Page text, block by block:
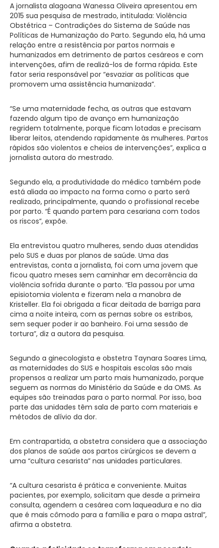
A jornalista alagoana Wanessa Oliveira apresentou em
2015 sua pesquisa de mestrado, intitulada: Violência
Obstétrica – Contradições do Sistema de Saúde nas
Políticas de Humanização do Parto. Segundo ela, há uma
relação entre a resistência por partos normais e
humanizados em detrimento de partos cesáreos e com
intervenções, afim de realizá-los de forma rápida. Este
fator seria responsável por “esvaziar as políticas que
promovem uma assistência humanizada”.
“Se uma maternidade fecha, as outras que estavam
fazendo algum tipo de avanço em humanização
regridem totalmente, porque ficam lotadas e precisam
liberar leitos, atendendo rapidamente às mulheres. Partos
rápidos são violentos e cheios de intervenções”, explica a
jornalista autora do mestrado.
Segundo ela, a produtividade do médico também pode
está aliada ao impacto na forma como o parto será
realizado, principalmente, quando o profissional recebe
por parto. “É quando partem para cesariana com todos
os riscos”, expõe.
Ela entrevistou quatro mulheres, sendo duas atendidas
pelo SUS e duas por planos de saúde. Uma das
entrevistas, conta a jornalista, foi com uma jovem que
ficou quatro meses sem caminhar em decorrência da
violência sofrida durante o parto. “Ela passou por uma
episiotomia violenta e fizeram nela a manobra de
Kristeller. Ela foi obrigada a ficar deitada de barriga para
cima a noite inteira, com as pernas sobre os estribos,
sem sequer poder ir ao banheiro. Foi uma sessão de
tortura”, diz a autora da pesquisa.
Segundo a ginecologista e obstetra Taynara Soares Lima,
as maternidades do SUS e hospitais escolas são mais
propensos a realizar um parto mais humanizado, porque
seguem as normas do Ministério da Saúde e da OMS. As
equipes são treinadas para o parto normal. Por isso, boa
parte das unidades têm sala de parto com materiais e
métodos de alívio da dor.
Em contrapartida, a obstetra considera que a associação
dos planos de saúde aos partos cirúrgicos se devem a
uma “cultura cesarista” nas unidades particulares.
“A cultura cesarista é prática e conveniente. Muitas
pacientes, por exemplo, solicitam que desde a primeira
consulta, agendem a cesárea com laqueadura e no dia
que é mais cômodo para a família e para o mapa astral”,
afirma a obstetra.